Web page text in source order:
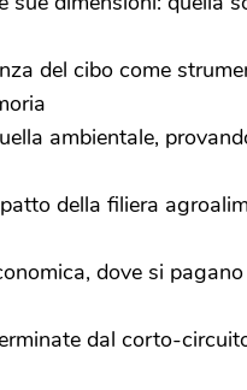
del cibo come
ambientale,
della filiera
dove si
dal corto-